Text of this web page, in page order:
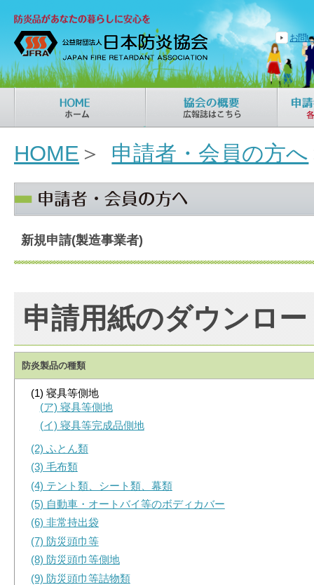
お問
HOME ＞ 申請者・会員の方へ
新規申請(製造事業者)
申請用紙のダウンロー
防炎製品の種類
(1) 寝具等側地
(ア) 寝具等側地
(イ) 寝具等完成品側地
(2) ふとん類
(3) 毛布類
(4) テント類、シート類、幕類
(5) 自動車・オートバイ等のボディカバー
(6) 非常持出袋
(7) 防災頭巾等
(8) 防災頭巾等側地
(9) 防災頭巾等詰物類